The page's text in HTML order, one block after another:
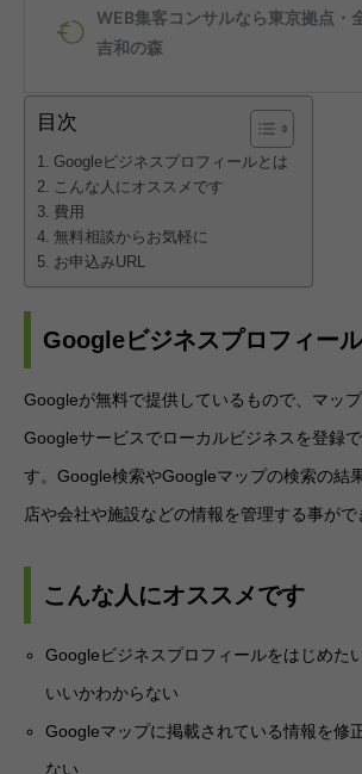
目次
Googleビジネスプロフィールとは
こんな人にオススメです
費用
無料相談からお気軽に
お申込みURL
Googleビジネスプロフィー
Googleが無料で提供しているもので、マッ
Googleサービスでローカルビジネスを登録
す。Google検索やGoogleマップの検索の結
店や会社や施設などの情報を管理する事がで
こんな人にオススメです
Googleビジネスプロフィールをはじめた
いいかわからない
Googleマップに掲載されている情報を修
ない